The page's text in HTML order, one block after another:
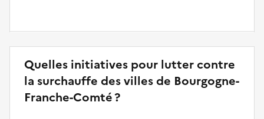
Quelles initiatives pour lutter contre
la surchauffe des villes de Bourgogne-
Franche-Comté ?